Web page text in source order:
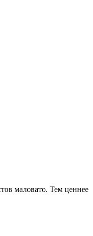
маловато. Тем ценнее